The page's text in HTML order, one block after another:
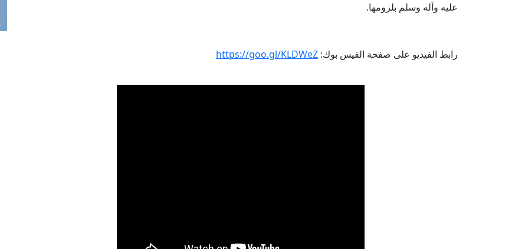
عليه وآله وسلم بلزومها.
رابط الفيديو على صفحة الفيس بوك: https://goo.gl/KLDWeZ